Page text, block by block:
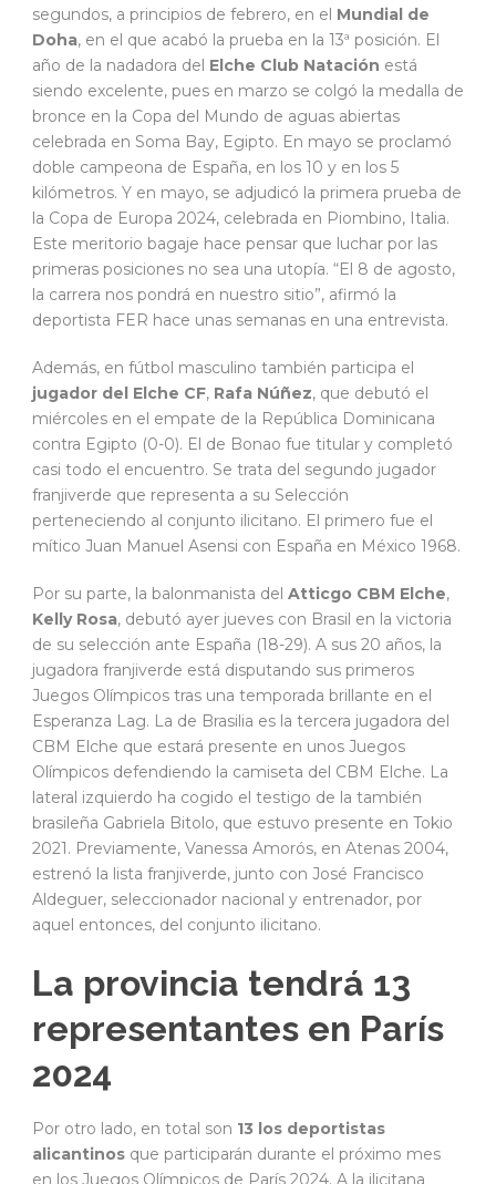
segundos, a principios de febrero, en el Mundial de
Doha, en el que acabó la prueba en la 13ª posición. El
año de la nadadora del Elche Club Natación está
siendo excelente, pues en marzo se colgó la medalla de
bronce en la Copa del Mundo de aguas abiertas
celebrada en Soma Bay, Egipto. En mayo se proclamó
doble campeona de España, en los 10 y en los 5
kilómetros. Y en mayo, se adjudicó la primera prueba de
la Copa de Europa 2024, celebrada en Piombino, Italia.
Este meritorio bagaje hace pensar que luchar por las
primeras posiciones no sea una utopía. “El 8 de agosto,
la carrera nos pondrá en nuestro sitio”, afirmó la
deportista FER hace unas semanas en una entrevista.
Además, en fútbol masculino también participa el
jugador del Elche CF, Rafa Núñez, que debutó el
miércoles en el empate de la República Dominicana
contra Egipto (0-0). El de Bonao fue titular y completó
casi todo el encuentro. Se trata del segundo jugador
franjiverde que representa a su Selección
perteneciendo al conjunto ilicitano. El primero fue el
mítico Juan Manuel Asensi con España en México 1968.
Por su parte, la balonmanista del Atticgo CBM Elche,
Kelly Rosa, debutó ayer jueves con Brasil en la victoria
de su selección ante España (18-29). A sus 20 años, la
jugadora franjiverde está disputando sus primeros
Juegos Olímpicos tras una temporada brillante en el
Esperanza Lag. La de Brasilia es la tercera jugadora del
CBM Elche que estará presente en unos Juegos
Olímpicos defendiendo la camiseta del CBM Elche. La
lateral izquierdo ha cogido el testigo de la también
brasileña Gabriela Bitolo, que estuvo presente en Tokio
2021. Previamente, Vanessa Amorós, en Atenas 2004,
estrenó la lista franjiverde, junto con José Francisco
Aldeguer, seleccionador nacional y entrenador, por
aquel entonces, del conjunto ilicitano.
La provincia tendrá 13
representantes en París
2024
Por otro lado, en total son 13 los deportistas
alicantinos que participarán durante el próximo mes
en los Juegos Olímpicos de París 2024. A la ilicitana